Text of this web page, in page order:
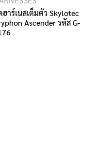
าร์เนสเต็มตัว Skylotec
Ascender รหัส G-